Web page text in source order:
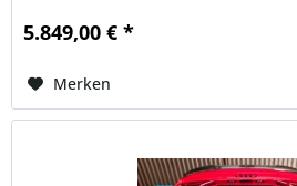
5.849,00 € *
Merken